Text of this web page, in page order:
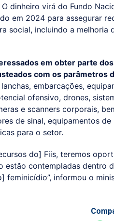
dinheiro virá do Fundo
em 2024 para assegurar
social, incluindo a melhoria
em obter parte
com os parâmetros
embarcações,
ofensivo, drones,
e scanners corporais,
de sinal, equipamentos de
para o setor.
do] Fiis, teremos
estão contempladas dentro
feminicídio”, informou o